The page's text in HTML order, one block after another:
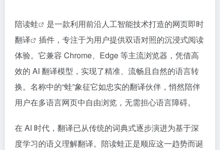
陪读蛙 是一款利用前沿人工智能技术打造的网页即时
翻译
插件，专注于为用户提供双语对照的沉浸式阅读
体验。它兼容 Chrome、Edge 等主流浏览器，凭借高
效的 AI 翻译模型，实现了精准、流畅且自然的语言转
换。名称中的“蛙”象征它如忠实的翻译伙伴，悄然陪伴
用户在多语言网页中自由浏览，无需担心语言障碍。
在 AI 时代，翻译已从传统的词典式逐步演进为基于深
度学习的语义理解翻译。陪读蛙正是顺应这一趋势而诞